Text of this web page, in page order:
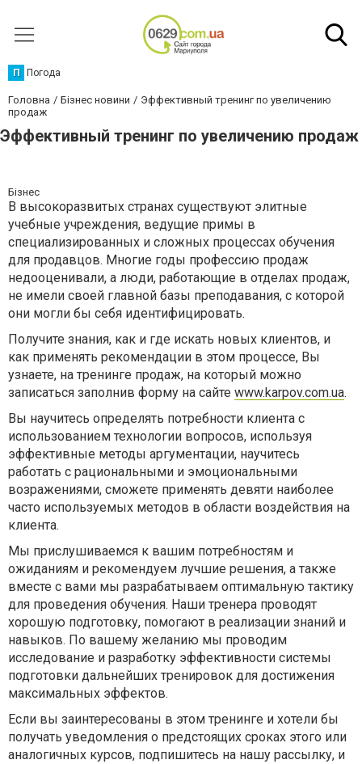
П Погода
Головна Бізнес новини
Эффективный тренинг по увеличению
продаж
Эффективный тренинг по увеличению продаж
Бізнес
В высокоразвитых странах существуют элитные
учебные учреждения, ведущие примы в
специализированных и сложных процессах обучения
для продавцов. Многие годы профессию продаж
недооценивали, а люди, работающие в отделах продаж,
не имели своей главной базы преподавания, с которой
они могли бы себя идентифицировать.
Получите знания, как и где искать новых клиентов, и
как применять рекомендации в этом процессе, Вы
узнаете, на тренинге продаж, на который можно
записаться заполнив форму на сайте www.karpov.com.ua.
Вы научитесь определять потребности клиента с
использованием технологии вопросов, используя
эффективные методы аргументации, научитесь
работать с рациональными и эмоциональными
возражениями, сможете применять девяти наиболее
часто используемых методов в области воздействия на
клиента.
Мы прислушиваемся к вашим потребностям и
ожиданиям и рекомендуем лучшие решения, а также
вместе с вами мы разрабатываем оптимальную тактику
для проведения обучения. Наши тренера проводят
хорошую подготовку, помогают в реализации знаний и
навыков. По вашему желанию мы проводим
исследование и разработку эффективности системы
подготовки дальнейших тренировок для достижения
максимальных эффектов.
Если вы заинтересованы в этом тренинге и хотели бы
получать уведомления о предстоящих сроках этого или
аналогичных курсов, подпишитесь на нашу рассылку, и